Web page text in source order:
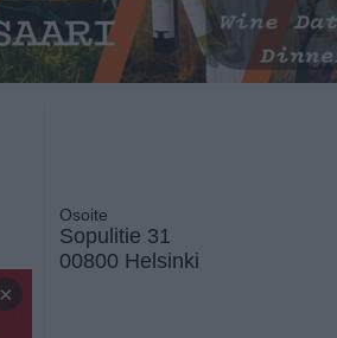
×
Osoite
Sopulitie 31
00800 Helsinki